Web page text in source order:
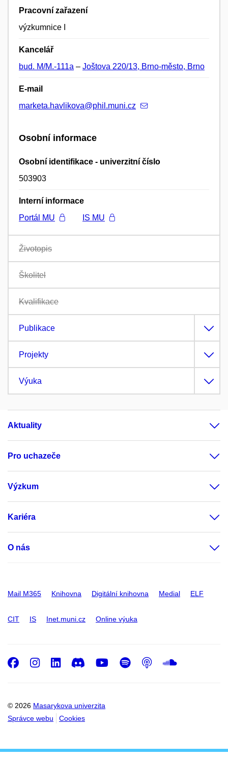
Pracovní zařazení
výzkumnice I
Kancelář
bud. M/M.-111a – Joštova 220/13, Brno-město, Brno
E-mail
marketa.havlikova@phil.muni.cz
Osobní informace
Osobní identifikace - univerzitní číslo
503903
Interní informace
Portál MU
IS MU
Životopis
Školitel
Kvalifikace
Publikace
Projekty
Výuka
Aktuality
Pro uchazeče
Výzkum
Kariéra
O nás
Mail M365 Knihovna Digitální knihovna Medial ELF
CIT IS Inet.muni.cz Online výuka
© 2026 Masarykova univerzita
Správce webu
Cookies
Facebook
Instagram
LinkedIn
DiscordYoutube
Spotify
Podcast